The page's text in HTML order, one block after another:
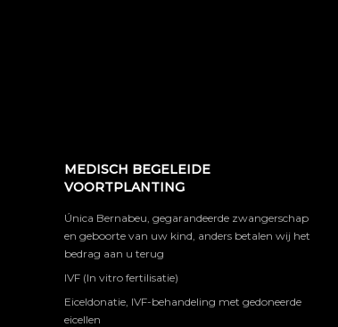
MEDISCH BEGELEIDE
VOORTPLANTING
Única Bernabeu, gegarandeerde zwangerschap
en geboorte van uw kind, anders betalen wij het
bedrag aan u terug
IVF (In vitro fertilisatie)
Eiceldonatie, IVF-behandeling met gedoneerde
eicellen